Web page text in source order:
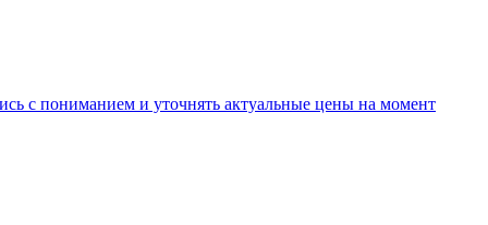
с пониманием и уточнять актуальные цены на момент